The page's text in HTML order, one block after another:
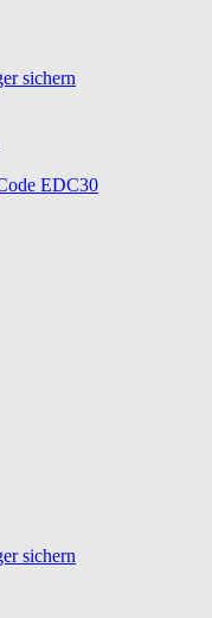
sichern
EDC30
sichern